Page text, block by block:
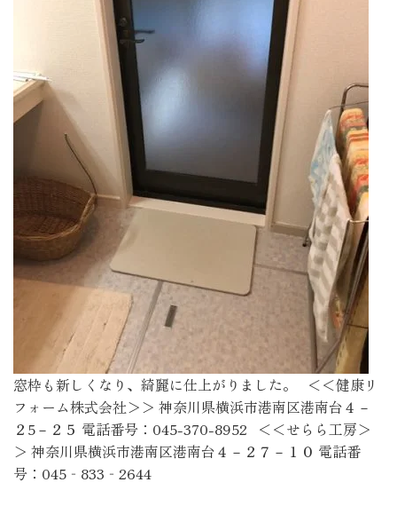
窓枠も新しくなり、綺麗に仕上がりました。 ＜＜健康リ
フォーム株式会社＞＞ 神奈川県横浜市港南区港南台４－
２5－２５ 電話番号：045-370-8952 ＜＜せらら工房＞
＞ 神奈川県横浜市港南区港南台４－２７－１０ 電話番
号：045‐833‐2644